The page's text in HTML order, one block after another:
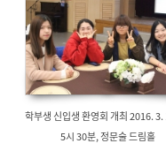
학부생 신입생 환영회 개최 2016.
5시 30분, 정문술 드림홀